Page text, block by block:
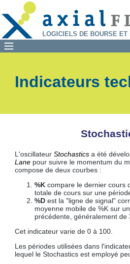
LOGICIELS DE BOURSE
Indicateurs
L'oscillateur Stochastics a été
Lane pour suivre le momentum du
compose de deux courbes :
%K compare le dernier cours
totale de cours sur une
%D est la "ligne de signal"
moyenne mobile de %K sur
précédente, généralement de
Cet indicateur varie de 0 à 100.
Les périodes utilisées dans
lequel le Stochastics est employé